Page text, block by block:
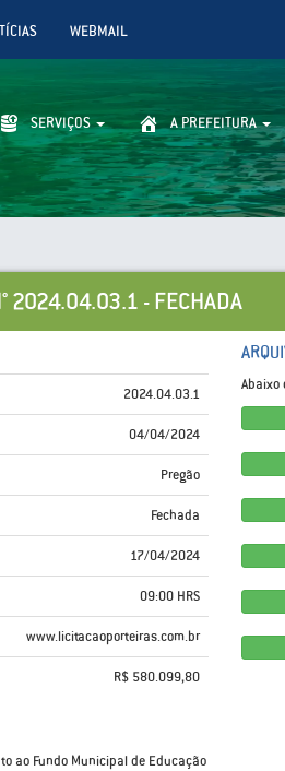
WEBMAIL
SERVIÇOS A PREFEITURA
2024.04.03.1 - FECHADA
2024.04.03.1
04/04/2024
Pregão
Fechada
17/04/2024
09:00 HRS
www.licitacaoporteiras.com.br
R$ 580.099,80
ao Fundo Municipal de Educação
Abaixo